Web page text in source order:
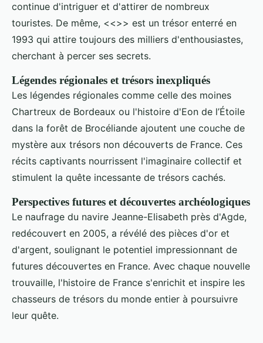
continue d'intriguer et d'attirer de nombreux
touristes. De même, <<>> est un trésor enterré en
1993 qui attire toujours des milliers d'enthousiastes,
cherchant à percer ses secrets.
Légendes régionales et trésors inexpliqués
Les légendes régionales comme celle des moines
Chartreux de Bordeaux ou l'histoire d'Eon de l’Étoile
dans la forêt de Brocéliande ajoutent une couche de
mystère aux trésors non découverts de France. Ces
récits captivants nourrissent l'imaginaire collectif et
stimulent la quête incessante de trésors cachés.
Perspectives futures et découvertes archéologiques
Le naufrage du navire Jeanne-Elisabeth près d'Agde,
redécouvert en 2005, a révélé des pièces d'or et
d'argent, soulignant le potentiel impressionnant de
futures découvertes en France. Avec chaque nouvelle
trouvaille, l'histoire de France s'enrichit et inspire les
chasseurs de trésors du monde entier à poursuivre
leur quête.